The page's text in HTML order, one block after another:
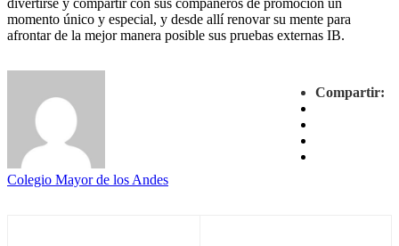
momento único y especial, y desde allí renovar su mente para
afrontar de la mejor manera posible sus pruebas externas IB.
Compartir:
Colegio Mayor de los Andes